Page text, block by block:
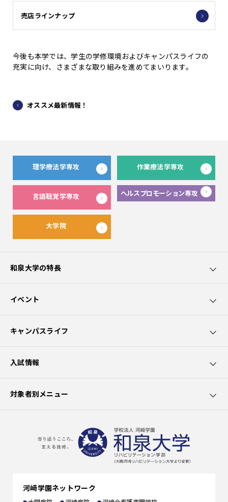
売店ラインナップ
今後も本学では、学生の学修環境およびキャンパスライフの
充実に向け、さまざまな取り組みを進めてまいります。
オススメ最新情報！
理学療法学専攻 作業療法学専攻
言語聴覚学専攻 ヘルスプロモーション専攻
大学院
和泉大学の特長
和泉大学5つのポイント
イベント
オープンキャンパス
キャンパスライフ
学生サポート
施設の利用
入試情報
募集要項
選抜試験一覧
対象者別メニュー
卒業生の方へ
河﨑学園ネットワーク